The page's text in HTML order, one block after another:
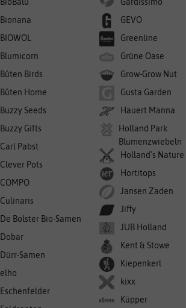
Bionana
BIOWOL
Blumicorn
Bûten Birds
Bûten Home
Buzzy Seeds
Buzzy Gifts
Carl Pabst
Clever Pots
COMPO
Culinaris
De Bolster Bio-Samen
Dobar
Dürr-Samen
elho
Eschenfelder
GEVO
Greenline
Grüne Oase
Grow-Grow Nut
Gusta Garden
Hauert Manna
Holland Park
Blumenzwiebeln
Holland's Nature
Hortitops
Jansen Zaden
Jiffy
JUB Holland
Kent & Stowe
Kiepenkerl
kixx
Küpper